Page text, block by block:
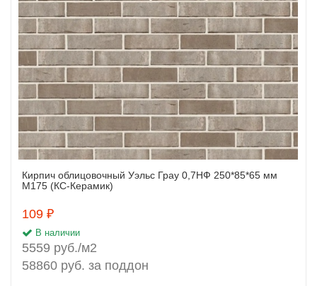
Заказать
Кирпич облицовочный Уэльс Грау 0,7НФ 250*85*65 мм
М175 (КС-Керамик)
109 ₽
В наличии
5559 руб./м2
58860 руб. за поддон